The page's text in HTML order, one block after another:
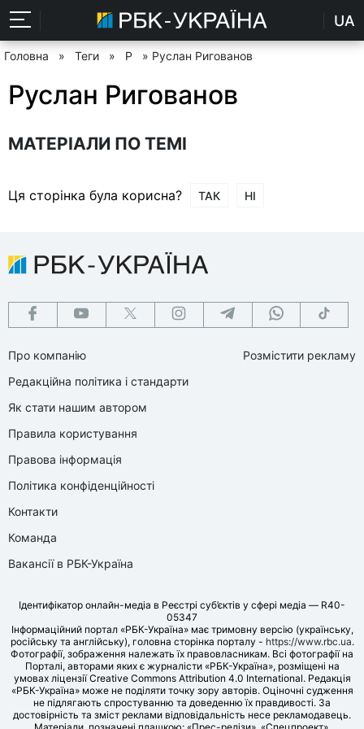
UA
Головна » Теги » Р » Руслан Ригованов
Руслан Ригованов
МАТЕРІАЛИ ПО ТЕМІ
Ця сторінка була корисна? ТАК НІ
Про компанію
Редакційна політика і стандарти
Як стати нашим автором
Правила користування
Правова інформація
Політика конфіденційності
Контакти
Команда
Вакансії в РБК-Україна
Розмістити рекламу
Ідентифікатор онлайн-медіа в Реєстрі суб’єктів у сфері медіа — R40-
05347
Інформаційний портал «РБК-Україна» має тримовну версію (українську,
російську та англійську), головна сторінка порталу - https://www.rbc.ua.
Фотографії, зображення належать їх правовласникам. Всі фотографії на
Порталі, авторами яких є журналісти «РБК-Україна», розміщені на
умовах ліцензії Creative Commons Attribution 4.0 International. Редакція
«РБК-Україна» може не поділяти точку зору авторів. Оціночні судження
не підлягають спростуванню та доведенню їх правдивості. За
достовірність та зміст реклами відповідальність несе рекламодавець.